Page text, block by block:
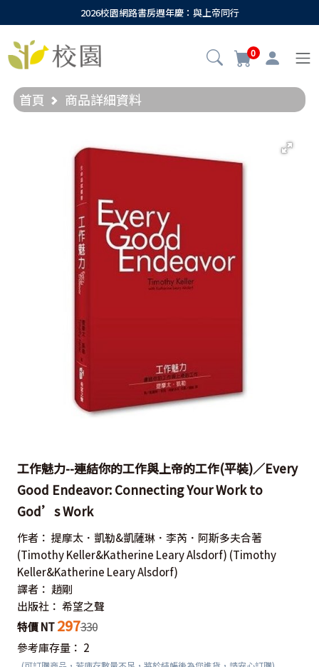
2026校園網路書房週年慶：與上帝同行
0
首頁 商品詳細資料
工作魅力--連結你的工作與上帝的工作(平裝)／Every
Good Endeavor: Connecting Your Work to
God’s Work
作者： 提摩太．凱勒&凱薩琳．李芮．阿斯多夫合著
(Timothy Keller&Katherine Leary Alsdorf) (Timothy
Keller&Katherine Leary Alsdorf)
譯者： 趙剛
出版社： 希望之聲
特價 NT 297330
參考庫存量： 2